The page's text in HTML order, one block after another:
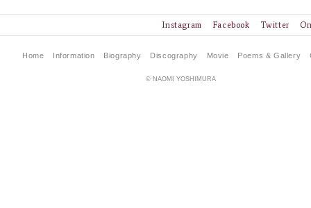
Twitter
Facebook
Instagram
Home Information Biography Discography Movie Poems & Gallery
© NAOMI YOSHIMURA